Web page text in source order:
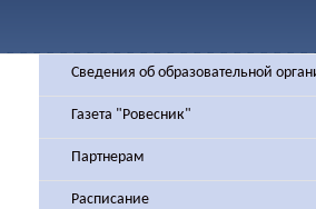
Сведения об образовательной
Газета "Ровесник"
Партнерам
Расписание